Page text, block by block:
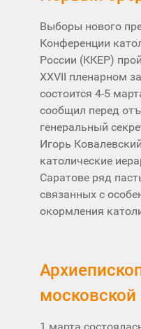
Выборы нового
Конференции
России (ККЕР)
XXVII пленарном
состоится 4-5
сообщил перед
генеральный
Игорь
католические
Саратове ряд
связанных с
окормления